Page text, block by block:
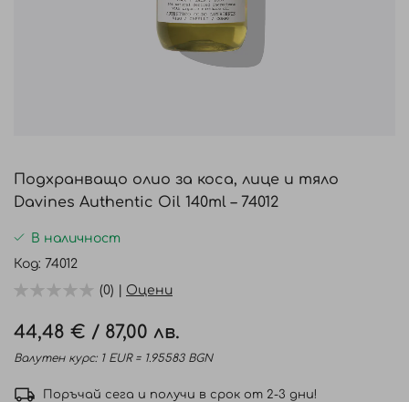
началото
на
галерия
със
Подхранващо олио за коса, лице и тяло
Davines Authentic Oil 140ml – 74012
В наличност
Код 74012
(0) | Оцени
44,48 € / 87,00 лв.
Валутен курс: 1 EUR = 1.95583 BGN
Поръчай сега и получи в срок от 2-3 дни!